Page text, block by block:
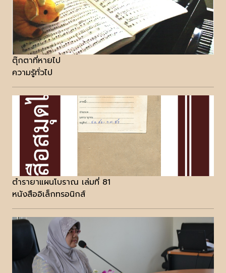
ตุ๊กตาที่หายไป
ความรู้ทั่วไป
ตำรายาแผนโบราณ เล่มที่ 81
หนังสืออิเล็กทรอนิกส์